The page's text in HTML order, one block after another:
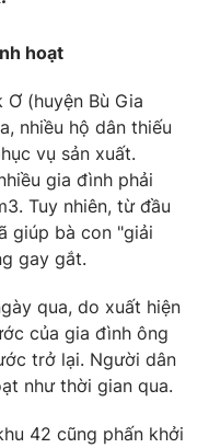
hoạt
(huyện Bù Gia
nhiều hộ dân thiếu
vụ sản xuất.
gia đình phải
Tuy nhiên, từ đầu
giúp bà con "giải
gay gắt.
qua, do xuất hiện
của gia đình ông
trở lại. Người dân
như thời gian qua.
42 cũng phấn khởi